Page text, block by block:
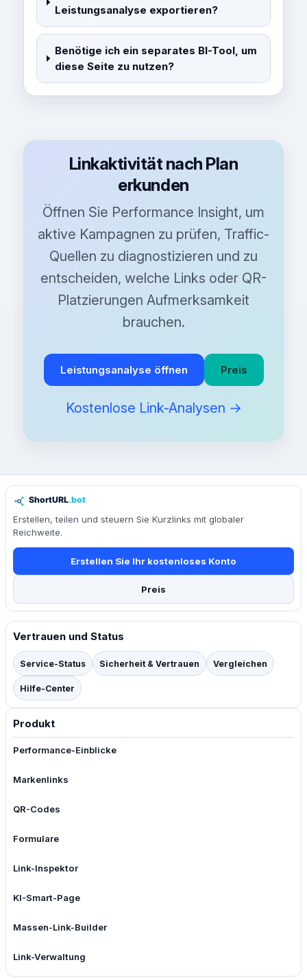
Leistungsanalyse exportieren?
Benötige ich ein separates BI-Tool, um
diese Seite zu nutzen?
Linkaktivität nach Plan
erkunden
Öffnen Sie Performance Insight, um
aktive Kampagnen zu prüfen, Traffic-
Quellen zu diagnostizieren und zu
entscheiden, welche Links oder QR-
Platzierungen Aufmerksamkeit
brauchen.
Leistungsanalyse öffnen Preis
Kostenlose Link-Analysen →
Erstellen, teilen und steuern Sie Kurzlinks mit globaler
Reichweite.
Erstellen Sie Ihr kostenloses Konto
Preis
Vertrauen und Status
Service-Status Sicherheit & Vertrauen Vergleichen
Hilfe-Center
Produkt
Performance-Einblicke
Markenlinks
QR-Codes
Formulare
Link-Inspektor
KI-Smart-Page
Massen-Link-Builder
Link-Verwaltung